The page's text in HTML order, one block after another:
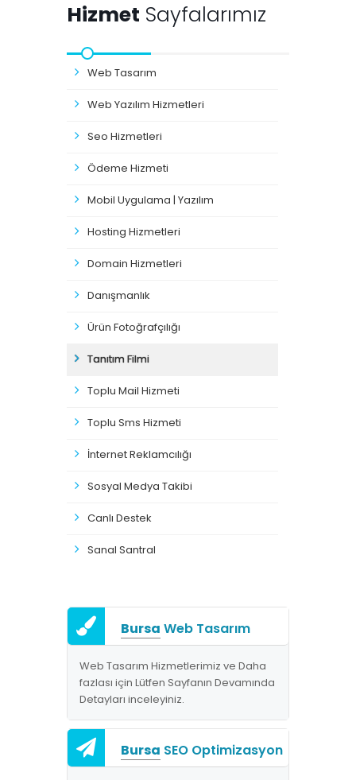
Hizmet Sayfalarımız
Web Tasarım
Web Yazılım Hizmetleri
Seo Hizmetleri
Ödeme Hizmeti
Mobil Uygulama | Yazılım
Hosting Hizmetleri
Domain Hizmetleri
Danışmanlık
Ürün Fotoğrafçılığı
Tanıtım Filmi
Toplu Mail Hizmeti
Toplu Sms Hizmeti
İnternet Reklamcılığı
Sosyal Medya Takibi
Canlı Destek
Sanal Santral
Bursa Web Tasarım
Web Tasarım Hizmetlerimiz ve Daha
fazlası için Lütfen Sayfanın Devamında
Detayları inceleyiniz.
Bursa SEO Optimizasyon